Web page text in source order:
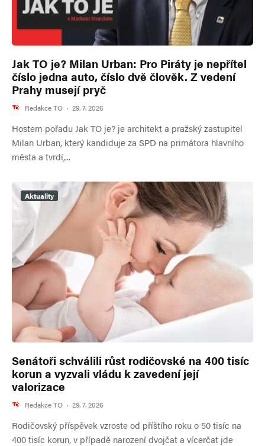
Jak TO je? Milan Urban: Pro Piráty je nepřítel
číslo jedna auto, číslo dvě člověk. Z vedení
Prahy musejí pryč
Redakce TO · 29. 7. 2026
Hostem pořadu Jak TO je? je architekt a pražský zastupitel
Milan Urban, který kandiduje za SPD na primátora hlavního
města a tvrdí,...
Aktuality
Senátoři schválili růst rodičovské na 400 tisíc
korun a vyzvali vládu k zavedení její
valorizace
Redakce TO · 29. 7. 2026
Rodičovský příspěvek vzroste od příštího roku o 50 tisíc na
400 tisíc korun, v případě narození dvojčat a vícerčat jde